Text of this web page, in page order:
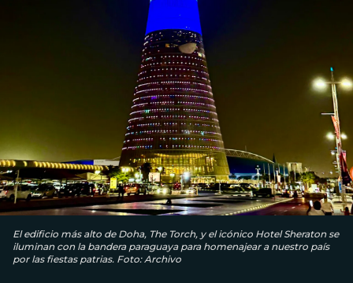
El edificio más alto de Doha, The Torch, y el icónico Hotel Sheraton se
iluminan con la bandera paraguaya para homenajear a nuestro país
por las fiestas patrias. Foto: Archivo